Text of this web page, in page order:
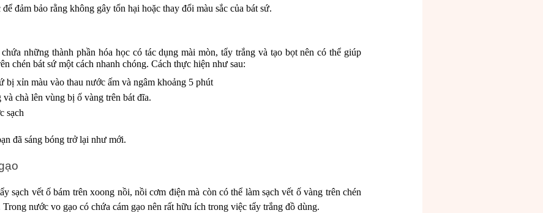
đảm bảo rằng không gây tổn hại hoặc thay đổi màu sắc của bát sứ.
những thành phần hóa học có tác dụng mài mòn, tẩy trắng và tạo bọt nên có thể giúp
chén bát sứ một cách nhanh chóng. Cách thực hiện như sau:
bị xỉn màu vào thau nước ấm và ngâm khoảng 5 phút
chà lên vùng bị ố vàng trên bát đĩa.
sạch
đã sáng bóng trở lại như mới.
sạch vết ố bám trên xoong nồi, nồi cơm điện mà còn có thể làm sạch vết ố vàng trên chén
nước vo gạo có chứa cám gạo nên rất hữu ích trong việc tẩy trắng đồ dùng.